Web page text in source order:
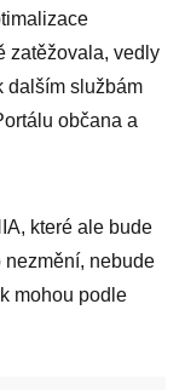
zatěžovala, vedly
dalším službám
občana a
které ale bude
nezmění, nebude
mohou podle